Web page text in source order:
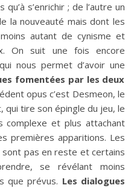
s’enrichir ; de l’autre un
la nouveauté mais dont les
autant de cynisme et
On suit une fois encore
nous permet d’avoir une
fomentées par les deux
opus c’est Desmeon, le
qui tire son épingle du jeu, le
complexe et plus attachant
premières apparitions. Les
pas en reste et certains
se révélant moins
que prévus. Les dialogues